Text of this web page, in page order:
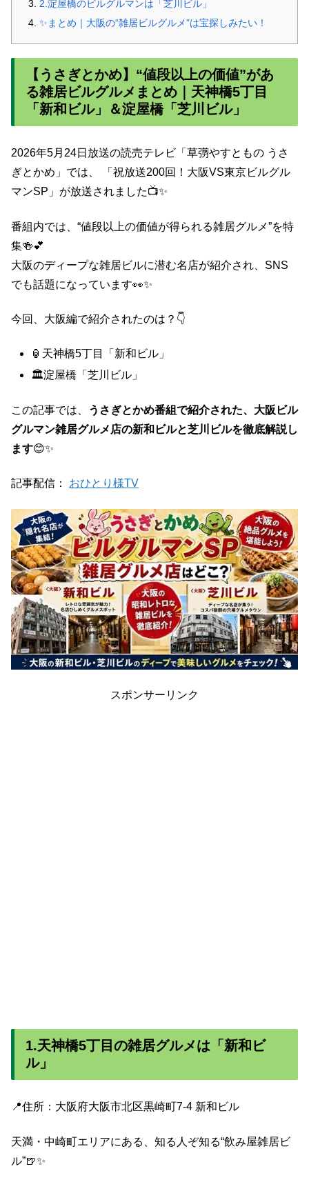
2.淀屋橋のビルグルマンは「芝川ビル」
✨まとめ｜大阪の“雑居ビルグルメ”は宝探しみたい！
【うさぎとかめ】“値段以上の価値”があ
る雑居ビルグルメまとめ｜天神橋5丁目
「新和ビル」＆淀屋橋「芝川ビル」
2026年5月24日放送の読売テレビ「草彅やすともの うさ
ぎとかめ」では、 「祝放送200回！大阪VS東京ビルグル
マンSP」が放送されました📺✨
番組内では、“値段以上の価値が得られる雑居グルメ”を特
集🍻💕
大阪のディープな雑居ビルに潜む名店が紹介され、SNS
でも話題になっています👀✨
今回、大阪編で紹介されたのは？👇
🏮天神橋5丁目「新和ビル」
🏛️淀屋橋「芝川ビル」
この記事では、
うさぎとかめ番組で紹介された、大阪ビル
グルマン雑居グルメ店の新和ビルと芝川ビルを徹底解説し
ます😊✨
記事配信： おひとり様TV
スポンサーリンク
1.天神橋5丁目の雑居グルメは「新和ビ
ル」
📍住所：大阪府大阪市北区黒崎町7-4 新和ビル
天満・中崎町エリアにある、知る人ぞ知る“飲み屋雑居ビ
ル”🍺✨